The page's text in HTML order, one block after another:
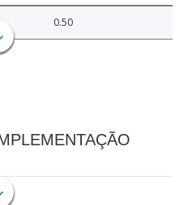
0.50